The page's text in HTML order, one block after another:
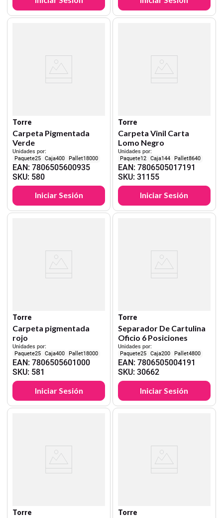
Torre
Carpeta Pigmentada
Verde
Unidades por:
25
400 18000
EAN:7806505600935
SKU: 580
Iniciar Sesión
Torre
Carpeta Vinil Carta
Lomo Negro
Unidades por:
12
144 8640
EAN: 7806505017191
SKU: 31155
Iniciar Sesión
Torre
Carpeta pigmentada
rojo
Unidades por:
25
400 18000
EAN:7806505601000
SKU: 581
Iniciar Sesión
Torre
Separador De Cartulina
Oficio 6 Posiciones
Unidades por:
25
200 4800
EAN: 7806505004191
SKU: 30662
Iniciar Sesión
Torre Torre